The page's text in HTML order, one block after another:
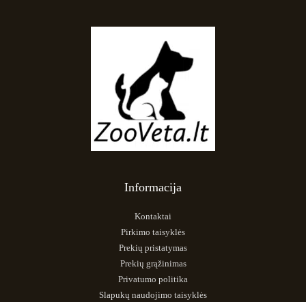
Informacija
Kontaktai
Pirkimo taisyklės
Prekių pristatymas
Prekių grąžinimas
Privatumo politika
Slapukų naudojimo taisyklės